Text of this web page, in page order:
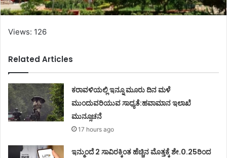
Views: 126
Related Articles
ಕರಾವಳಿಯಲ್ಲಿ ಇನ್ನೂ ಮೂರು ದಿನ ಮಳೆ
ಮುಂದುವರಿಯುವ ಸಾಧ್ಯತೆ:ಹವಾಮಾನ ಇಲಾಖೆ
ಮುನ್ಸೂಚನೆ
17 hours ago
ಇನ್ಮುಂದೆ 2 ಸಾವಿರಕ್ಕಿಂತ ಹೆಚ್ಚಿನ ಮೊತ್ತಕ್ಕೆ ಶೇ.0.25ರಿಂದ